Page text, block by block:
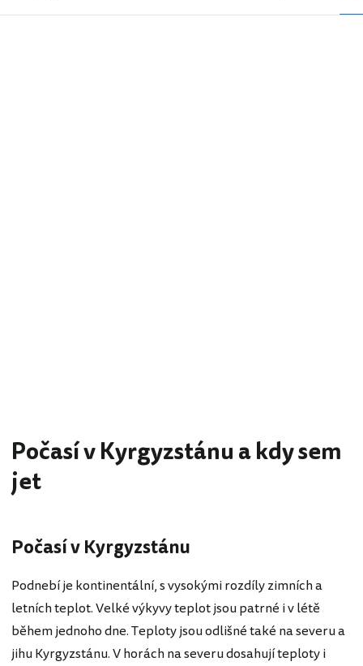
Počasí v Kyrgyzstánu a kdy sem
jet
Počasí v Kyrgyzstánu
Podnebí je kontinentální, s vysokými rozdíly zimních a
letních teplot. Velké výkyvy teplot jsou patrné i v létě
během jednoho dne. Teploty jsou odlišné také na severu a
jihu Kyrgyzstánu. V horách na severu dosahují teploty i